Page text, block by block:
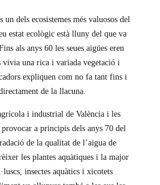
dels ecosistemes més valuosos del
estat ecològic està lluny del que va
als anys 60 les seues aigües eren
vivia una rica i variada vegetació i
expliquen com no fa tant fins i
de la llacuna.
i industrial de València i les
a principis dels anys 70 del
de la qualitat de l’aigua de
les plantes aquàtiques i la major
insectes aquàtics i xicotets